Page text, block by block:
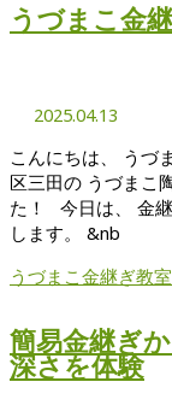
うづまこ金
2025.04.13
こんにちは、 うづ
区三田の うづまこ
た！ 今日は、 金
します。 &nb
うづまこ金継ぎ教
簡易金継ぎ
深さを体験